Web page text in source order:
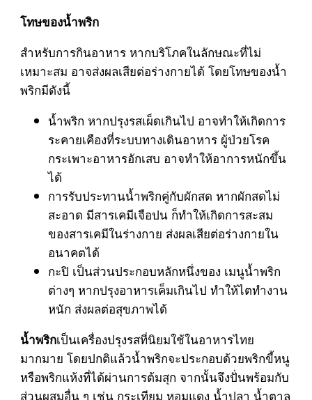
โทษของน้ำพริก
สำหรับการกินอาหาร หากบริโภคในลักษณะที่ไม่
เหมาะสม อาจส่งผลเสียต่อร่างกายได้ โดยโทษของน้ำ
พริกมีดังนี้
น้ำพริก หากปรุงรสเผ็ดเกินไป อาจทำให้เกิดการ
ระคายเคืองที่ระบบทางเดินอาหาร ผู้ป่วยโรค
กระเพาะอาหารอักเสบ อาจทำให้อาการหนักขึ้น
ได้
การรับประทานน้ำพริกคู่กับผักสด หากผักสดไม่
สะอาด มีสารเคมีเจือปน ก็ทำให้เกิดการสะสม
ของสารเคมีในร่างกาย ส่งผลเสียต่อร่างกายใน
อนาคตได้
กะปิ เป็นส่วนประกอบหลักหนึ่งของ เมนูน้ำพริก
ต่างๆ หากปรุงอาหารเค็มเกินไป ทำให้ไตทำงาน
หนัก ส่งผลต่อสุขภาพได้
น้ำพริกเป็นเครื่องปรุงรสที่นิยมใช้ในอาหารไทย
มากมาย โดยปกติแล้วน้ำพริกจะประกอบด้วยพริกขี้หนู
หรือพริกแห้งที่ได้ผ่านการต้มสุก จากนั้นจึงปั่นพร้อมกับ
ส่วนผสมอื่น ๆ เช่น กระเทียม หอมแดง น้ำปลา น้ำตาล